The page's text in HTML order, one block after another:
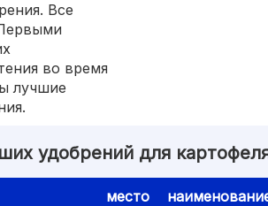
Все
во время
лучшие
удобрений для
место